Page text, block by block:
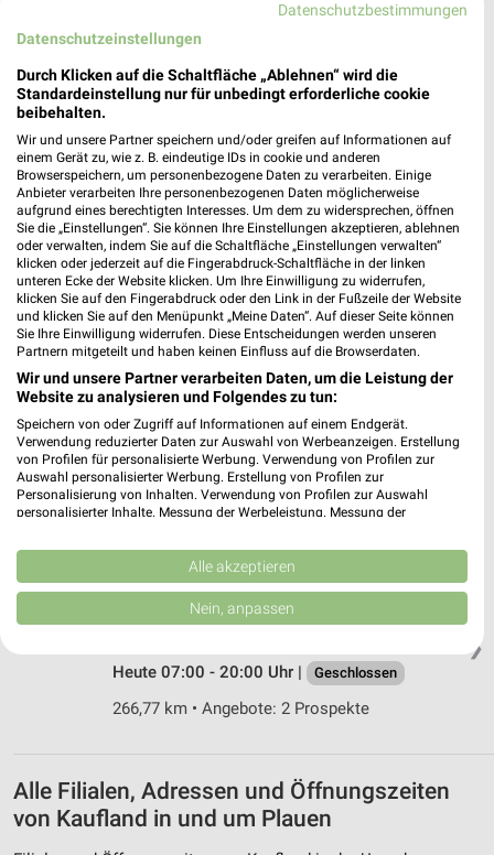
Kaufland Reichenbach
08468 Reichenbach
223,27 km • Angebote: 2 Prospekte
Kaufland Zeulenroda
Aumaische Straße 27/29
07937 Zeulenroda
Heute 07:00 - 22:00 Uhr | Geschlossen
229,96 km • Angebote: 2 Prospekte
Kaufland Schleiz
Oettersdorfer Straße 40
07907 Schleiz
Heute 07:00 - 21:00 Uhr | Geschlossen
241,27 km • Angebote: 2 Prospekte
❯
Kaufland Hof
Hans-Böckler-Straße 19
Heute 07:00 - 20:00 Uhr |
Geschlossen
266,77 km • Angebote: 2 Prospekte
Alle Filialen, Adressen und Öffnungszeiten
von Kaufland in und um Plauen
Datenschutzbestimmungen
Datenschutzeinstellungen
Durch Klicken auf die Schaltfläche „Ablehnen“ wird die
Standardeinstellung nur für unbedingt erforderliche cookie
beibehalten.
Wir und unsere Partner speichern und/oder greifen auf Informationen auf
einem Gerät zu, wie z. B. eindeutige IDs in cookie und anderen
Browserspeichern, um personenbezogene Daten zu verarbeiten. Einige
Anbieter verarbeiten Ihre personenbezogenen Daten möglicherweise
aufgrund eines berechtigten Interesses. Um dem zu widersprechen, öffnen
Sie die „Einstellungen“. Sie können Ihre Einstellungen akzeptieren, ablehnen
oder verwalten, indem Sie auf die Schaltfläche „Einstellungen verwalten“
klicken oder jederzeit auf die Fingerabdruck-Schaltfläche in der linken
unteren Ecke der Website klicken. Um Ihre Einwilligung zu widerrufen,
klicken Sie auf den Fingerabdruck oder den Link in der Fußzeile der Website
und klicken Sie auf den Menüpunkt „Meine Daten“. Auf dieser Seite können
Sie Ihre Einwilligung widerrufen. Diese Entscheidungen werden unseren
Partnern mitgeteilt und haben keinen Einfluss auf die Browserdaten.
Wir und unsere Partner verarbeiten Daten, um die Leistung der
Website zu analysieren und Folgendes zu tun:
Speichern von oder Zugriff auf Informationen auf einem Endgerät.
Verwendung reduzierter Daten zur Auswahl von Werbeanzeigen. Erstellung
von Profilen für personalisierte Werbung. Verwendung von Profilen zur
Auswahl personalisierter Werbung. Erstellung von Profilen zur
Personalisierung von Inhalten. Verwendung von Profilen zur Auswahl
personalisierter Inhalte. Messung der Werbeleistung. Messung der
Kombinationen von Daten aus verschiedenen Quellen. Entwicklung und
Verbesserung der Angebote. Verwendung reduzierter Daten zur Auswahl
von Inhalten.
Daten können außerhalb der Europäischen Union weitergegeben und in die
USA gesendet werden.
Website/App.
Wir nutzen Ihre Daten für folgende Zwecke:
Speichern von oder Zugriff auf Informationen
auf einem Endgerät
Alle akzeptieren
Nein, anpassen